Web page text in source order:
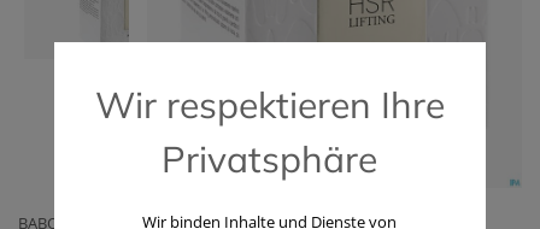
BABOR COSMETICS GMBH
Wir respektieren Ihre
Privatsphäre
Wir binden Inhalte und Dienste von